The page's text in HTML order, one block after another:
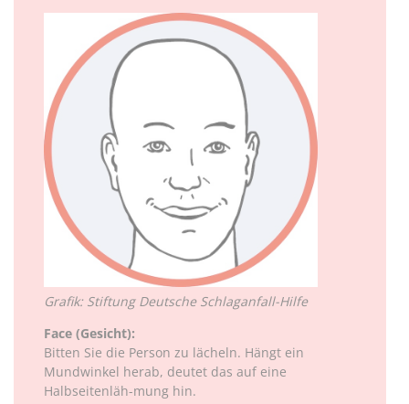
Grafik: Stiftung Deutsche Schlaganfall-Hilfe
Face (Gesicht):
Bitten Sie die Person zu lächeln. Hängt ein
Mundwinkel herab, deutet das auf eine
Halbseitenläh-mung hin.